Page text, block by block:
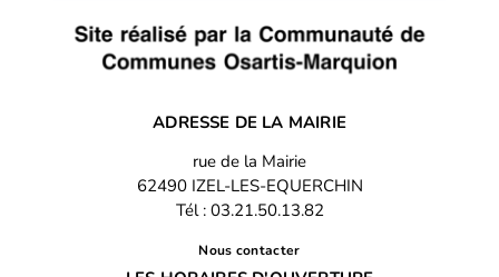
ADRESSE DE LA MAIRIE
rue de la Mairie
62490 IZEL-LES-EQUERCHIN
Tél : 03.21.50.13.82
Nous contacter